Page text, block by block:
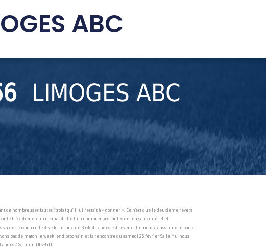
ABC
LIMOGES ABC
de nombreuses fautes (trois) qu’il lui restait à « donner ». Ce n’est que le deuxième revers
très cher en fin de match. De trop nombreuses fautes de jeu sans intérêt et
de réaction collective forte lorsque Basket Landes est revenu. On notera aussi que le banc
pas de match le week-end prochain et la rencontre du samedi 26 février Salle Mu’ nous
/ Saumur (10v-5d).